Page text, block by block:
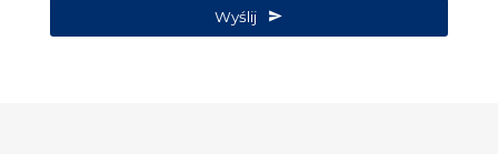
Wyślij